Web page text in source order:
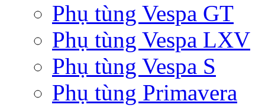
Phụ tùng Vespa GT
Phụ tùng Vespa LXV
Phụ tùng Vespa S
Phụ tùng Primavera